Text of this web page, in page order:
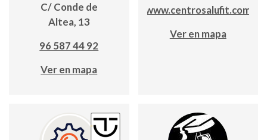
C/ Conde de
Altea, 13
96 587 44 92
Ver en mapa
www.centrosalufit.com
Ver en mapa